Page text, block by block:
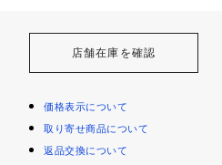
店舗在庫を確認
価格表示について
取り寄せ商品について
返品交換について